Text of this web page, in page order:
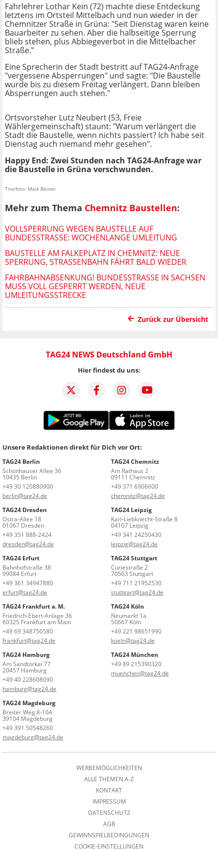
Fahrlehrer Lothar Kein (72) machte diese Entdeckung
letztens im Ortsteil Mittelbach und nun wieder in der
Chemnitzer Straße in Grüna: "Seit Dienstag waren keine
Bauarbeiter zu sehen. Aber die halbseitige Sperrung
blieb stehen, plus Abbiegeverbot in die Mittelbacher
Straße."
Eine Sprecherin der Stadt bestritt auf TAG24-Anfrage
"vergessene Absperrungen" und sagte: "Die Baustelle
wurde bis zu diesem Freitag verlängert. Dann bleiben
Absperrungen auch stehen."
Ortsvorsteher Lutz Neubert (53, Freie
Wählergemeinschaft) staunt: "Warum verlängert die
Stadt die Baustelle, wenn nichts passiert? Ich habe seit
Dienstag auch niemand mehr gesehen".
Happy End: Zwei Stunden nach TAG24-Anfrage war
die Baustelle in Grüna verschwunden.
Titelfoto: Maik Börner
Mehr zum Thema Chemnitz Baustellen:
VOLLSPERRUNG WEGEN BAUSTELLE AUF
BUNDESSTRASSE: WOCHENLANGE UMLEITUNG
BAUSTELLE AM FALKEPLATZ IN CHEMNITZ: NEUE
SPERRUNG, STRASSENBAHN FÄHRT BALD WIEDER
FAHRBAHNABSENKUNG! BUNDESSTRASSE IN SACHSEN M
USS VOLL GESPERRT WERDEN, NEUE U
MLEITUNGSSTRECKE
Zurück zur Übersicht
TAG24 NEWS Deutschland GmbH
Hier findest du uns:
Unsere Redaktionen direkt für Dich vor Ort:
TAG24 Berlin
Schönhauser Allee 36
10435 Berlin
+49 30 120880900
berlin@tag24.de
TAG24 Chemnitz
Am Rathaus 2
09111 Chemnitz
+49 371 6906600
chemnitz@tag24.de
TAG24 Dresden
Ostra-Allee 18
01067 Dresden
+49 351 888-2424
dresden@tag24.de
TAG24 Leipzig
Karl-Liebknecht-Straße 8
04107 Leipzig
+49 341 24250430
leipzig@tag24.de
TAG24 Erfurt
Bahnhofstraße 38
99084 Erfurt
+49 361 34947880
erfurt@tag24.de
TAG24 Stuttgart
Curiestraße 2
70563 Stuttgart
+49 711 21952530
stuttgart@tag24.de
TAG24 Frankfurt a. M.
Friedrich-Ebert-Anlage 36
60325 Frankfurt am Main
+49 69 348750580
frankfurt@tag24.de
TAG24 Köln
Neumarkt 1a
50667 Köln
+49 221 98651990
koeln@tag24.de
TAG24 Hamburg
Am Sandtorkai 77
20457 Hamburg
+49 40 228608090
hamburg@tag24.de
TAG24 München
+49 89 215390320
muenchen@tag24.de
TAG24 Magdeburg
Breiter Weg 8-10A
39104 Magdeburg
+49 391 50548260
magdeburg@tag24.de
WERBEMÖGLICHKEITEN
ALLE THEMEN A-Z
KONTAKT
IMPRESSUM
DATENSCHUTZ
AGB
GEWINNSPIELBEDINGUNGEN
COOKIE-EINSTELLUNGEN